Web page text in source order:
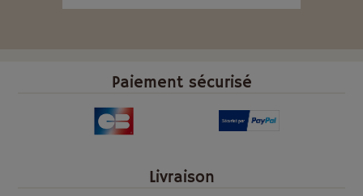
Paiement sécurisé
Livraison